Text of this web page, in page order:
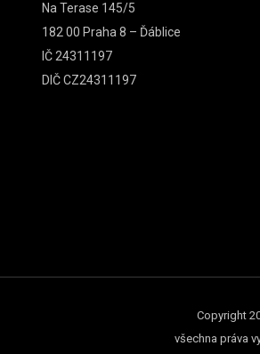
Na Terase 145/5
182 00 Praha 8 – Ďáblice
IČ 24311197
DIČ CZ24311197
Copyright
všechna práva